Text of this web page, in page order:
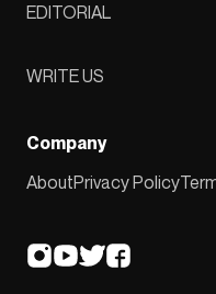
EDITORIAL
WRITE US
Company
AboutPrivacy Policy